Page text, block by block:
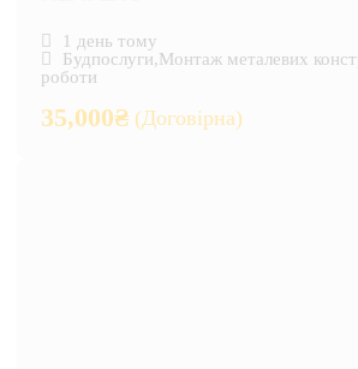
1 день тому
Будпослуги,Монтаж металевих
роботи
35,000₴ (Договірна)